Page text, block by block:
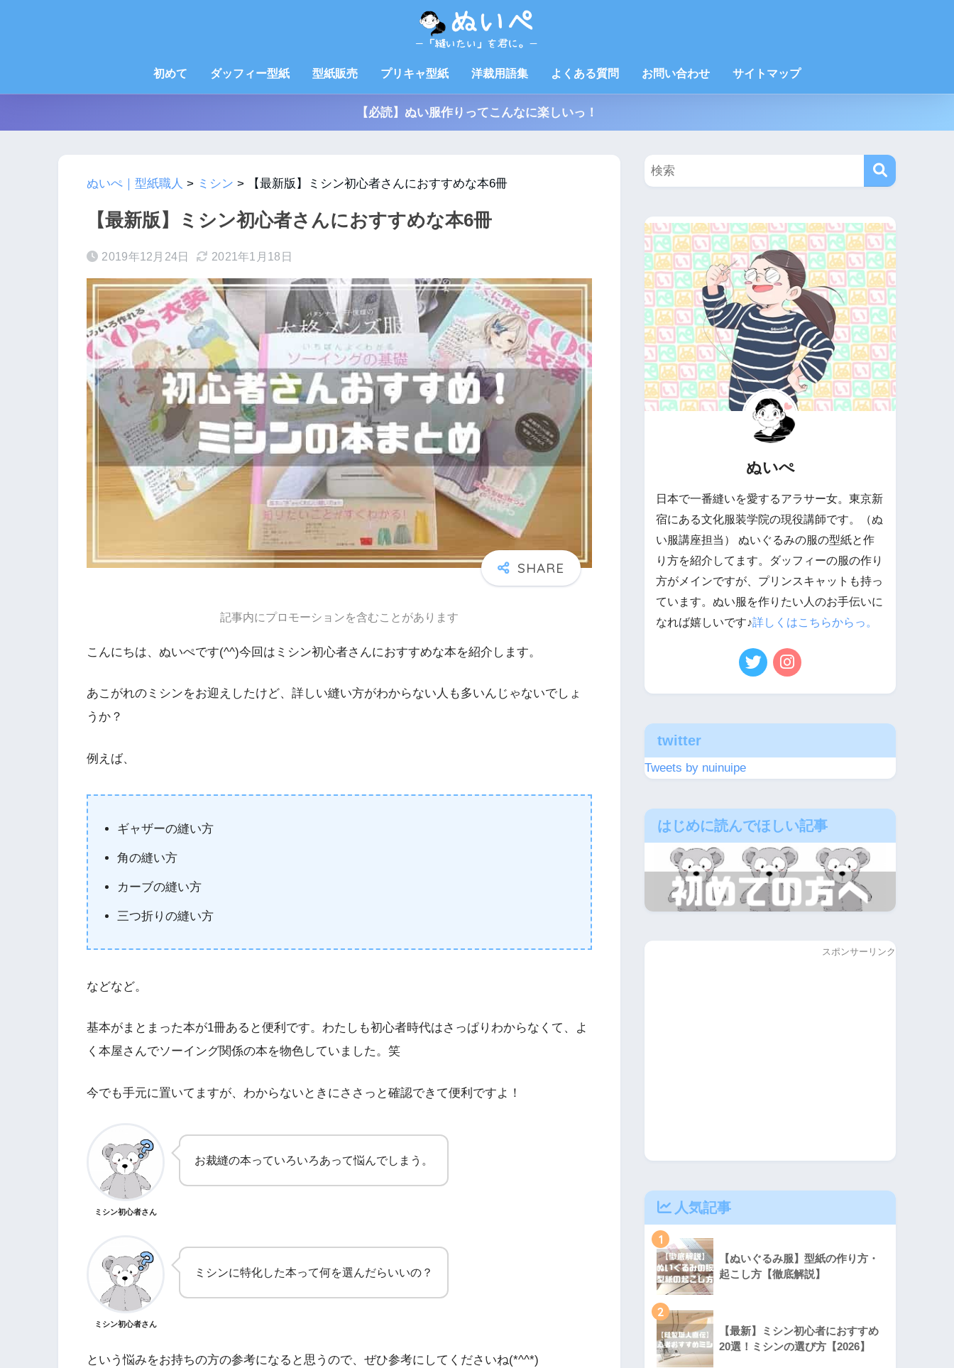
初めて ダッフィー型紙 型紙販売 プリキャ型紙 洋裁用語集 よくある質問 お問い合わせ サイトマップ
【必読】ぬい服作りってこんなに楽しいっ！
ぬいぺ｜型紙職人 > ミシン > 【最新版】ミシン初心者さんにおすすめな本6冊
【最新版】ミシン初心者さんにおすすめな本6冊
2019年12月24日 2021年1月18日
記事内にプロモーションを含むことがあります
こんにちは、ぬいぺです(^^)今回はミシン初心者さんにおすすめな本を紹介します。
あこがれのミシンをお迎えしたけど、詳しい縫い方がわからない人も多いんじゃないでしょ
うか？
例えば、
ギャザーの縫い方
角の縫い方
カーブの縫い方
三つ折りの縫い方
などなど。
基本がまとまった本が1冊あると便利です。わたしも初心者時代はさっぱりわからなくて、よ
く本屋さんでソーイング関係の本を物色していました。笑
今でも手元に置いてますが、わからないときにささっと確認できて便利ですよ！
ミシン初心者さん
お裁縫の本っていろいろあって悩んでしまう。
ミシン初心者さん
ミシンに特化した本って何を選んだらいいの？
という悩みをお持ちの方の参考になると思うので、ぜひ参考にしてくださいね(*^^*)
ぬいぺ
日本で一番縫いを愛するアラサー女。東京新
宿にある文化服装学院の現役講師です。（ぬ
い服講座担当） ぬいぐるみの服の型紙と作
り方を紹介してます。ダッフィーの服の作り
方がメインですが、プリンスキャットも持っ
ています。ぬい服を作りたい人のお手伝いに
なれば嬉しいです♪詳しくはこちらからっ。
twitter
Tweets by nuinuipe
はじめに読んでほしい記事
スポンサーリンク
人気記事
1
【ぬいぐるみ服】型紙の作り方・
起こし方【徹底解説】
2
【最新】ミシン初心者におすすめ
20選！ミシンの選び方【2026】